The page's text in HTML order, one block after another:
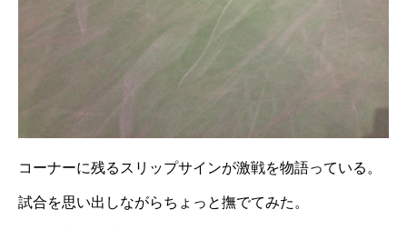
コーナーに残るスリップサインが激戦を物語っている。
試合を思い出しながらちょっと撫でてみた。